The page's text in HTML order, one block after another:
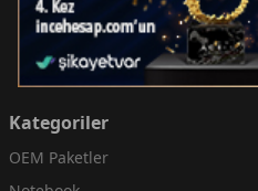
Kategoriler
OEM Paketler